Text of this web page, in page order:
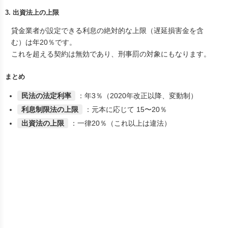
3. 出資法上の上限
貸金業者が設定できる利息の絶対的な上限（遅延損害金を含
む）は年20％です。
これを超える契約は無効であり、刑事罰の対象にもなります。
まとめ
民法の法定利率
：年3％（2020年改正以降、変動制）
利息制限法の上限
：元本に応じて 15〜20％
出資法の上限
：一律20％（これ以上は違法）